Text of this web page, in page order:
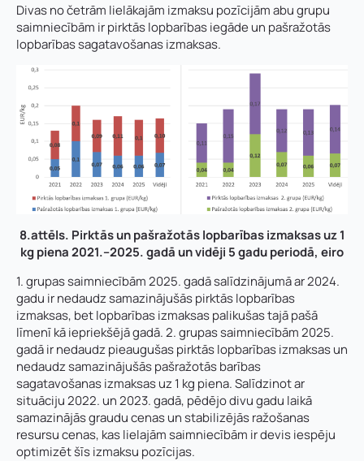
Divas no četrām lielākajām izmaksu pozīcijām abu grupu
saimniecībām ir pirktās lopbarības iegāde un pašražotās
lopbarības sagatavošanas izmaksas.
8.attēls. Pirktās un pašražotās lopbarības izmaksas uz 1
kg piena 2021.–2025. gadā un vidēji 5 gadu periodā, eiro
1. grupas saimniecībām 2025. gadā salīdzinājumā ar 2024.
gadu ir nedaudz samazinājušās pirktās lopbarības
izmaksas, bet lopbarības izmaksas palikušas tajā pašā
līmenī kā iepriekšējā gadā. 2. grupas saimniecībām 2025.
gadā ir nedaudz pieaugušas pirktās lopbarības izmaksas un
nedaudz samazinājušās pašražotās barības
sagatavošanas izmaksas uz 1 kg piena. Salīdzinot ar
situāciju 2022. un 2023. gadā, pēdējo divu gadu laikā
samazinājās graudu cenas un stabilizējās ražošanas
resursu cenas, kas lielajām saimniecībām ir devis iespēju
optimizēt šīs izmaksu pozīcijas.